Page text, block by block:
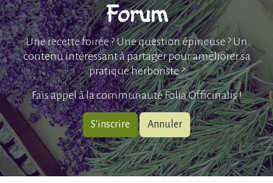
Forum
Une recette foirée ? Une question épineuse ? Un
contenu intéressant à partager pour améliorer sa
pratique herboriste ?
Fais appel à la communauté Folia Officinalis !
S'inscrire Annuler